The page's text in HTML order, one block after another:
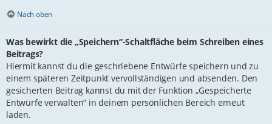
Nach oben
Was bewirkt die „Speichern“-Schaltfläche beim Schreiben eines
Beitrags?
Hiermit kannst du die geschriebene Entwürfe speichern und zu
einem späteren Zeitpunkt vervollständigen und absenden. Den
gesicherten Beitrag kannst du mit der Funktion „Gespeicherte
Entwürfe verwalten“ in deinem persönlichen Bereich erneut
laden.